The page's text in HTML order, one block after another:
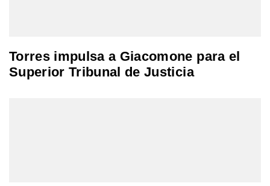
Torres impulsa a Giacomone para el
Superior Tribunal de Justicia